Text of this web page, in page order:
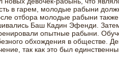
в гарем, молодые рабыни
отбора молодые рабыни
Баш Кадин Эфенди.
опытные рабыни.
обхождения в обществе.
так как это был